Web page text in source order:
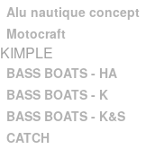
Alu nautique concept
Motocraft
KIMPLE
BASS BOATS - HA
BASS BOATS - K
BASS BOATS - K&S
CATCH